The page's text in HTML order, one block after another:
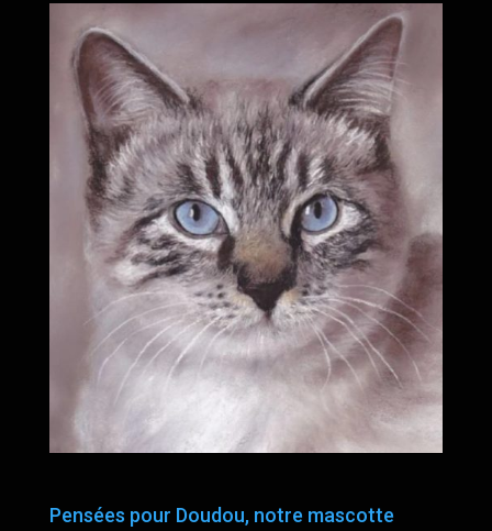
Pensées pour Doudou, notre mascotte